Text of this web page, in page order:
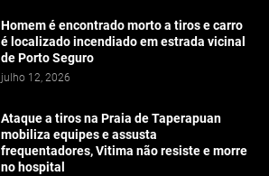
Homem é encontrado morto a tiros e carro
é localizado incendiado em estrada vicinal
de Porto Seguro
julho 12, 2026
Ataque a tiros na Praia de Taperapuan
mobiliza equipes e assusta
frequentadores, Vitima não resiste e morre
no hospital